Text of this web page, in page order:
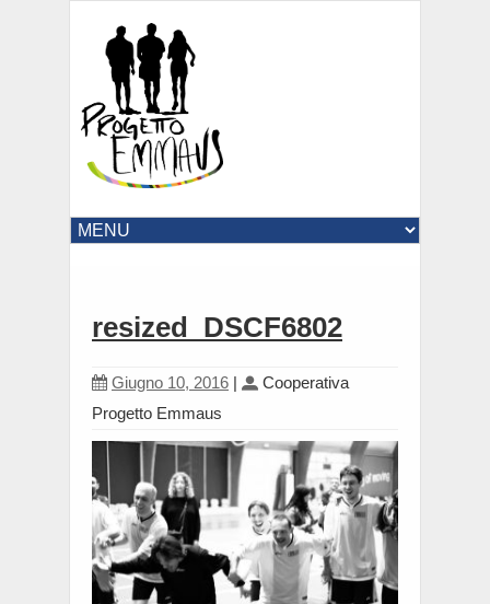
resized_DSCF6802
Giugno 10, 2016 |
Cooperativa
Progetto Emmaus